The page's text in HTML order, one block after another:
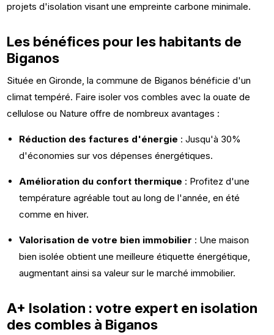
projets d'isolation visant une empreinte carbone minimale.
Les bénéfices pour les habitants de
Biganos
Située en Gironde, la commune de Biganos bénéficie d'un
climat tempéré. Faire isoler vos combles avec la ouate de
cellulose ou Nature offre de nombreux avantages :
Réduction des factures d'énergie : Jusqu'à 30%
d'économies sur vos dépenses énergétiques.
Amélioration du confort thermique : Profitez d'une
température agréable tout au long de l'année, en été
comme en hiver.
Valorisation de votre bien immobilier : Une maison
bien isolée obtient une meilleure étiquette énergétique,
augmentant ainsi sa valeur sur le marché immobilier.
A+ Isolation : votre expert en isolation
des combles à Biganos